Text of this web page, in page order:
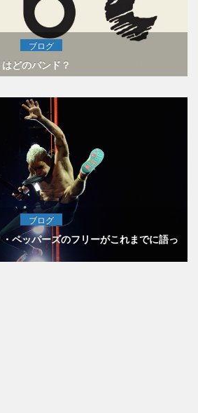
ブログ
どのバンド？
ブログ
ペッパーズのフリーがこれまでに語っ